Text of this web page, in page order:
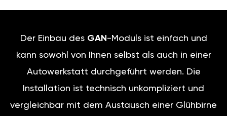
Der Einbau des GAN -Moduls ist einfach und
kann sowohl von Ihnen selbst als auch in einer
Autowerkstatt durchgeführt werden. Die
Installation ist technisch unkompliziert und
vergleichbar mit dem Austausch einer Glühbirne